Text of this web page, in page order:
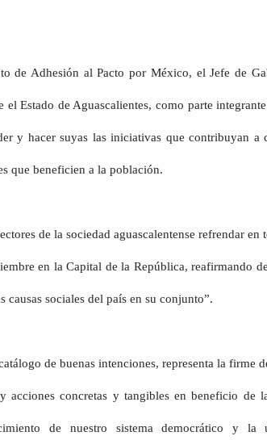
de Adhesión al Pacto por México, el Jefe de
Estado de Aguascalientes, como parte
y hacer suyas las iniciativas que contribuyan a
que beneficien a la población.
de la sociedad aguascalentense refrendar
en la Capital de la República, reafirmando
causas sociales del país en su conjunto”.
de buenas intenciones, representa la firme
acciones concretas y tangibles en beneficio de
de nuestro sistema democrático y